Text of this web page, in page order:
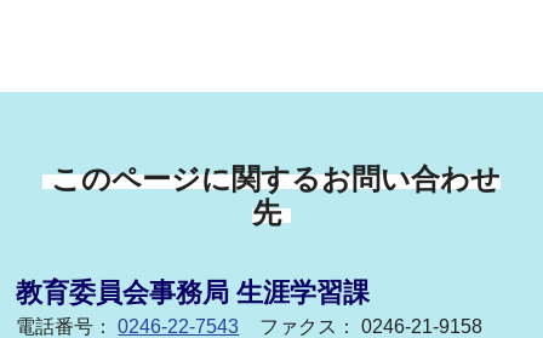
このページに関するお問い合わせ
先
教育委員会事務局 生涯学習課
電話番号：0246-22-7543 ファクス： 0246-21-9158